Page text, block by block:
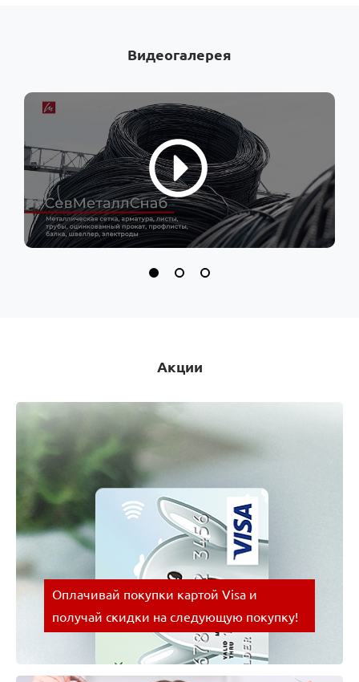
Видеогалерея
Акции
Оплачивай покупки картой Visa и
получай скидки на следующую покупку!
Оплачивай покупки картой Visa и получай скидки
на следующую покупку!